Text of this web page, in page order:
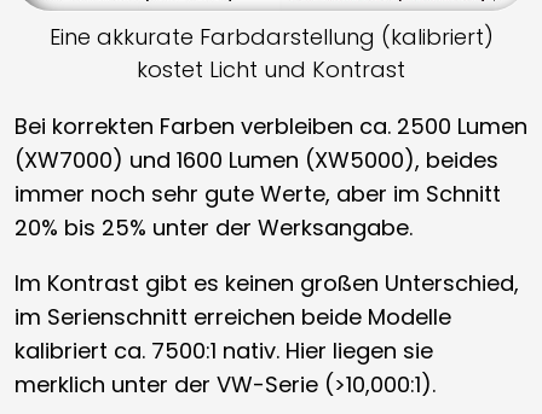
Eine akkurate Farbdarstellung (kalibriert)
kostet Licht und Kontrast
Bei korrekten Farben verbleiben ca. 2500 Lumen
(XW7000) und 1600 Lumen (XW5000), beides
immer noch sehr gute Werte, aber im Schnitt
20% bis 25% unter der Werksangabe.
Im Kontrast gibt es keinen großen Unterschied,
im Serienschnitt erreichen beide Modelle
kalibriert ca. 7500:1 nativ. Hier liegen sie
merklich unter der VW-Serie (>10,000:1).